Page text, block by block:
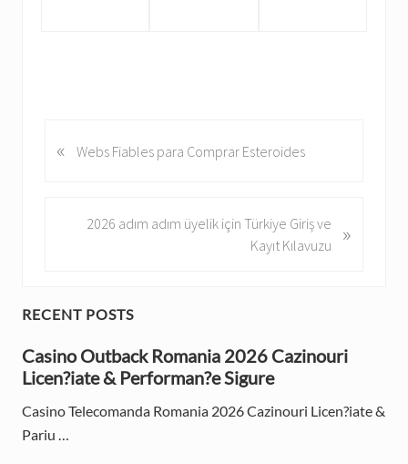
P
P
s
t
:
« Webs Fiables para Comprar Esteroides
P
s
t
2026 adım adım üyelik için Türkiye Giriş ve
Kayıt Kılavuzu
»
P
r
i
m
RECENT POSTS
Casino Outback Romania 2026 Cazinouri
Licen?iate & Performan?e Sigure
Casino Telecomanda Romania 2026 Cazinouri Licen?iate &
Pariu …